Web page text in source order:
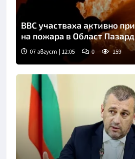
ВВС участваха активно
на пожара в Област
07 август | 12:05 0 159